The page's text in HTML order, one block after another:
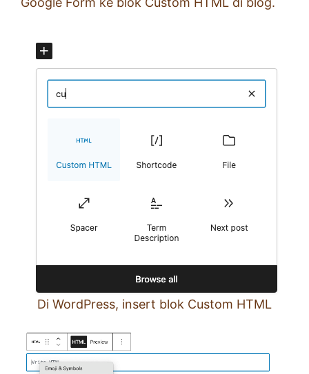
Di WordPress, insert blok Custom HTML